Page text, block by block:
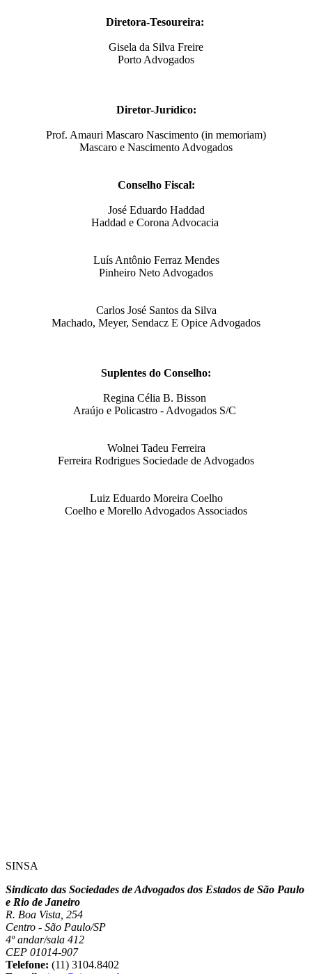
Diretora-Tesoureira:
Gisela da Silva Freire
Porto Advogados
Diretor-Jurídico:
Prof. Amauri Mascaro Nascimento (in memoriam)
Mascaro e Nascimento Advogados
Conselho Fiscal:
José Eduardo Haddad
Haddad e Corona Advocacia
Luís Antônio Ferraz Mendes
Pinheiro Neto Advogados
Carlos José Santos da Silva
Machado, Meyer, Sendacz E Opice Advogados
Suplentes do Conselho:
Regina Célia B. Bisson
Araújo e Policastro - Advogados S/C
Wolnei Tadeu Ferreira
Ferreira Rodrigues Sociedade de Advogados
Luiz Eduardo Moreira Coelho
Coelho e Morello Advogados Associados
SINSA
Sindicato das Sociedades de Advogados dos Estados de São Paulo
e Rio de Janeiro
R. Boa Vista, 254
Centro - São Paulo/SP
4º andar/sala 412
CEP 01014-907
Telefone: (11) 3104.8402